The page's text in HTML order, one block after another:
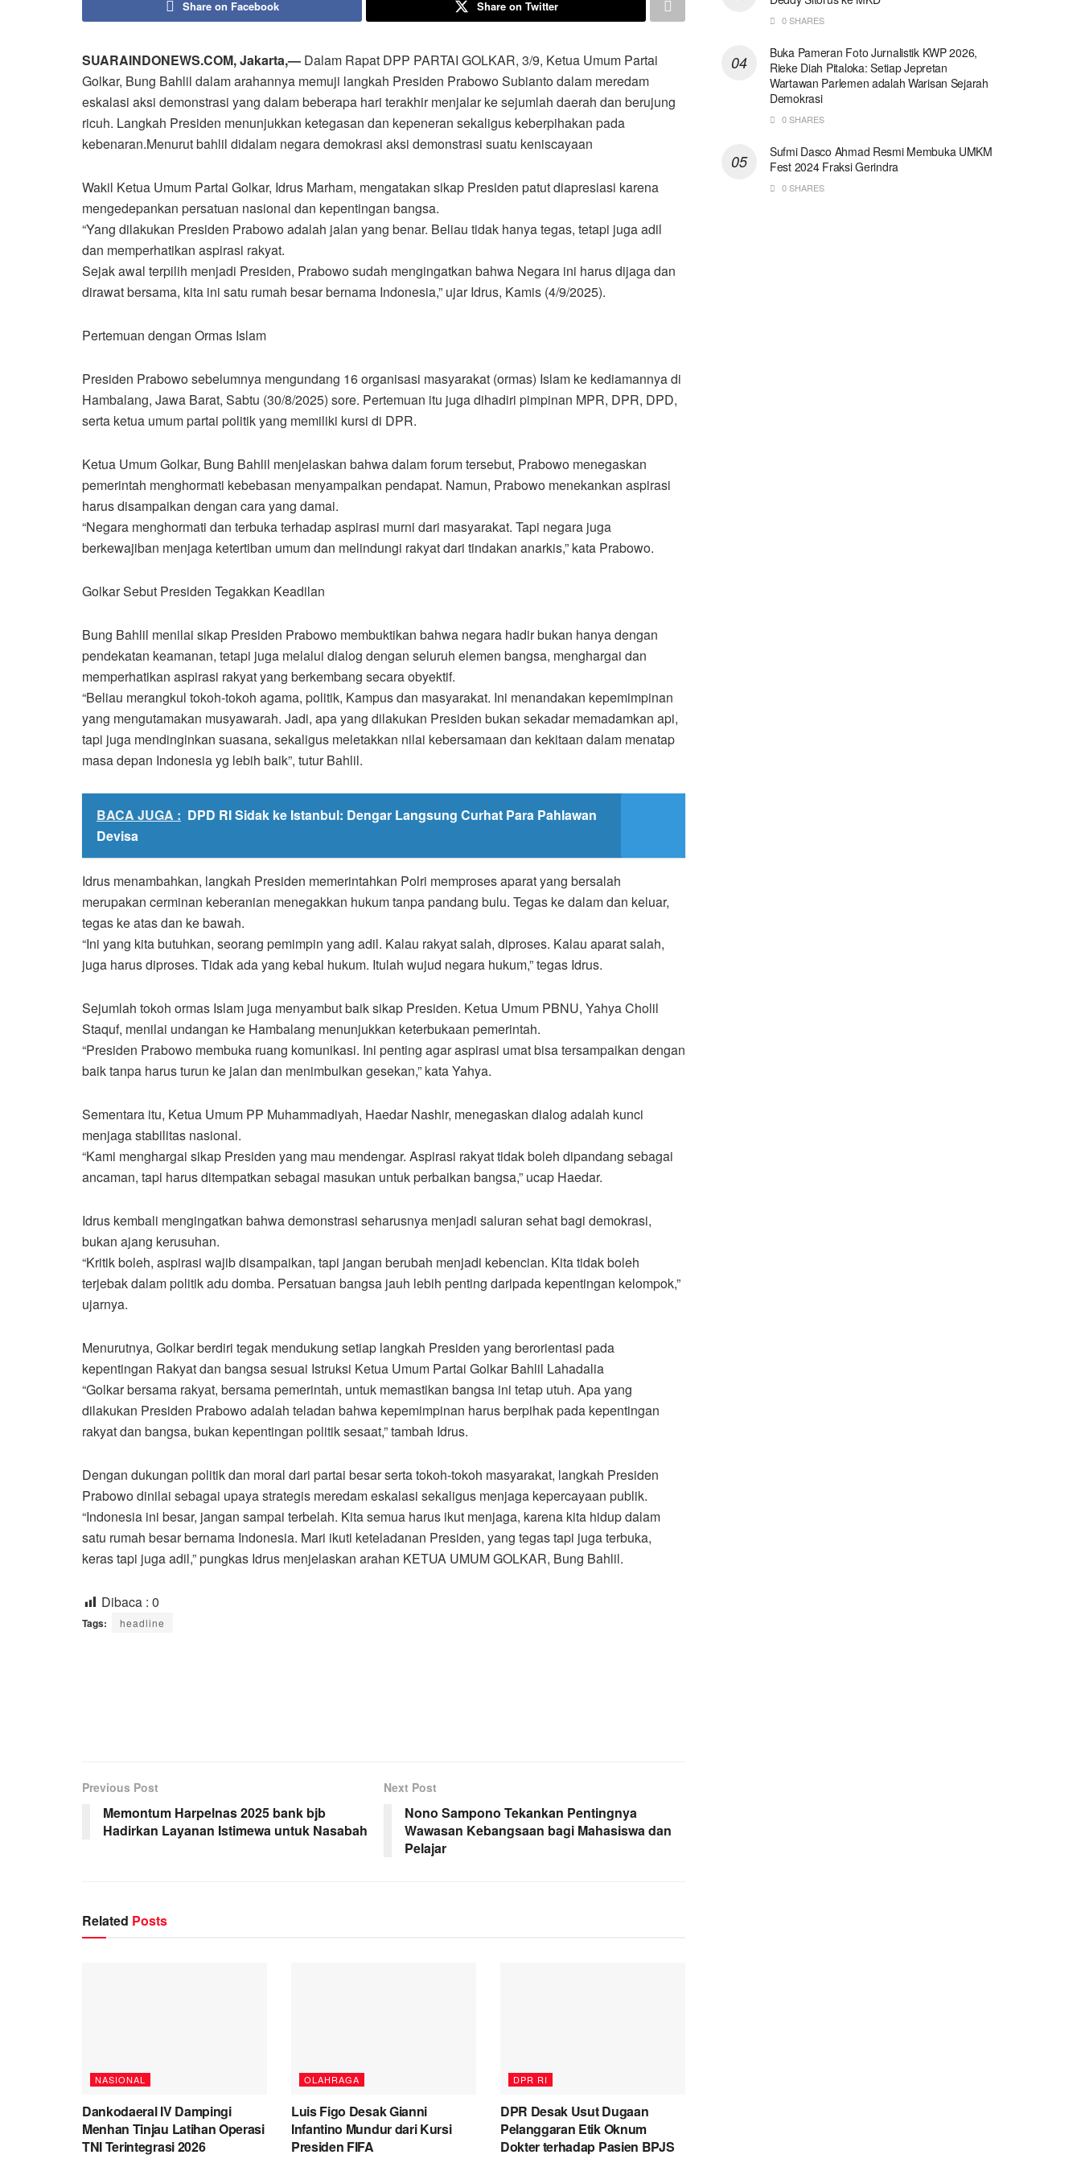
Share on Facebook Share on Twitter
SUARAINDONEWS.COM, Jakarta,— Dalam Rapat DPP PARTAI GOLKAR, 3/9, Ketua Umum Partai
Golkar, Bung Bahlil dalam arahannya memuji langkah Presiden Prabowo Subianto dalam meredam
eskalasi aksi demonstrasi yang dalam beberapa hari terakhir menjalar ke sejumlah daerah dan berujung
ricuh. Langkah Presiden menunjukkan ketegasan dan kepeneran sekaligus keberpihakan pada
kebenaran.Menurut bahlil didalam negara demokrasi aksi demonstrasi suatu keniscayaan
Wakil Ketua Umum Partai Golkar, Idrus Marham, mengatakan sikap Presiden patut diapresiasi karena
mengedepankan persatuan nasional dan kepentingan bangsa.
“Yang dilakukan Presiden Prabowo adalah jalan yang benar. Beliau tidak hanya tegas, tetapi juga adil
dan memperhatikan aspirasi rakyat.
Sejak awal terpilih menjadi Presiden, Prabowo sudah mengingatkan bahwa Negara ini harus dijaga dan
dirawat bersama, kita ini satu rumah besar bernama Indonesia,” ujar Idrus, Kamis (4/9/2025).
Pertemuan dengan Ormas Islam
Presiden Prabowo sebelumnya mengundang 16 organisasi masyarakat (ormas) Islam ke kediamannya di
Hambalang, Jawa Barat, Sabtu (30/8/2025) sore. Pertemuan itu juga dihadiri pimpinan MPR, DPR, DPD,
serta ketua umum partai politik yang memiliki kursi di DPR.
Ketua Umum Golkar, Bung Bahlil menjelaskan bahwa dalam forum tersebut, Prabowo menegaskan
pemerintah menghormati kebebasan menyampaikan pendapat. Namun, Prabowo menekankan aspirasi
harus disampaikan dengan cara yang damai.
“Negara menghormati dan terbuka terhadap aspirasi murni dari masyarakat. Tapi negara juga
berkewajiban menjaga ketertiban umum dan melindungi rakyat dari tindakan anarkis,” kata Prabowo.
Golkar Sebut Presiden Tegakkan Keadilan
Bung Bahlil menilai sikap Presiden Prabowo membuktikan bahwa negara hadir bukan hanya dengan
pendekatan keamanan, tetapi juga melalui dialog dengan seluruh elemen bangsa, menghargai dan
memperhatikan aspirasi rakyat yang berkembang secara obyektif.
“Beliau merangkul tokoh-tokoh agama, politik, Kampus dan masyarakat. Ini menandakan kepemimpinan
yang mengutamakan musyawarah. Jadi, apa yang dilakukan Presiden bukan sekadar memadamkan api,
tapi juga mendinginkan suasana, sekaligus meletakkan nilai kebersamaan dan kekitaan dalam menatap
masa depan Indonesia yg lebih baik”, tutur Bahlil.
BACA JUGA : DPD RI Sidak ke Istanbul: Dengar Langsung Curhat Para Pahlawan
Devisa
Idrus menambahkan, langkah Presiden memerintahkan Polri memproses aparat yang bersalah
merupakan cerminan keberanian menegakkan hukum tanpa pandang bulu. Tegas ke dalam dan keluar,
tegas ke atas dan ke bawah.
“Ini yang kita butuhkan, seorang pemimpin yang adil. Kalau rakyat salah, diproses. Kalau aparat salah,
juga harus diproses. Tidak ada yang kebal hukum. Itulah wujud negara hukum,” tegas Idrus.
Sejumlah tokoh ormas Islam juga menyambut baik sikap Presiden. Ketua Umum PBNU, Yahya Cholil
Staquf, menilai undangan ke Hambalang menunjukkan keterbukaan pemerintah.
“Presiden Prabowo membuka ruang komunikasi. Ini penting agar aspirasi umat bisa tersampaikan dengan
baik tanpa harus turun ke jalan dan menimbulkan gesekan,” kata Yahya.
Sementara itu, Ketua Umum PP Muhammadiyah, Haedar Nashir, menegaskan dialog adalah kunci
menjaga stabilitas nasional.
“Kami menghargai sikap Presiden yang mau mendengar. Aspirasi rakyat tidak boleh dipandang sebagai
ancaman, tapi harus ditempatkan sebagai masukan untuk perbaikan bangsa,” ucap Haedar.
Idrus kembali mengingatkan bahwa demonstrasi seharusnya menjadi saluran sehat bagi demokrasi,
bukan ajang kerusuhan.
“Kritik boleh, aspirasi wajib disampaikan, tapi jangan berubah menjadi kebencian. Kita tidak boleh
terjebak dalam politik adu domba. Persatuan bangsa jauh lebih penting daripada kepentingan kelompok,”
ujarnya.
Menurutnya, Golkar berdiri tegak mendukung setiap langkah Presiden yang berorientasi pada
kepentingan Rakyat dan bangsa sesuai Istruksi Ketua Umum Partai Golkar Bahlil Lahadalia
“Golkar bersama rakyat, bersama pemerintah, untuk memastikan bangsa ini tetap utuh. Apa yang
dilakukan Presiden Prabowo adalah teladan bahwa kepemimpinan harus berpihak pada kepentingan
rakyat dan bangsa, bukan kepentingan politik sesaat,” tambah Idrus.
Dengan dukungan politik dan moral dari partai besar serta tokoh-tokoh masyarakat, langkah Presiden
Prabowo dinilai sebagai upaya strategis meredam eskalasi sekaligus menjaga kepercayaan publik.
“Indonesia ini besar, jangan sampai terbelah. Kita semua harus ikut menjaga, karena kita hidup dalam
satu rumah besar bernama Indonesia. Mari ikuti keteladanan Presiden, yang tegas tapi juga terbuka,
keras tapi juga adil,” pungkas Idrus menjelaskan arahan KETUA UMUM GOLKAR, Bung Bahlil.
Dibaca : 0
Tags: headline
Previous Post
Memontum Harpelnas 2025 bank bjb
Hadirkan Layanan Istimewa untuk Nasabah
Next Post
Nono Sampono Tekankan Pentingnya
Wawasan Kebangsaan bagi Mahasiswa dan
Pelajar
Related Posts
NASIONAL
Dankodaeral IV Dampingi
Menhan Tinjau Latihan Operasi
TNI Terintegrasi 2026
OLAHRAGA
Luis Figo Desak Gianni
Infantino Mundur dari Kursi
Presiden FIFA
DPR RI
DPR Desak Usut Dugaan
Pelanggaran Etik Oknum
Dokter terhadap Pasien BPJS
0 SHARES
Buka Pameran Foto Jurnalistik KWP 2026,
Rieke Diah Pitaloka: Setiap Jepretan
Wartawan Parlemen adalah Warisan Sejarah
Demokrasi
0 SHARES
Sufmi Dasco Ahmad Resmi Membuka UMKM
Fest 2024 Fraksi Gerindra
0 SHARES